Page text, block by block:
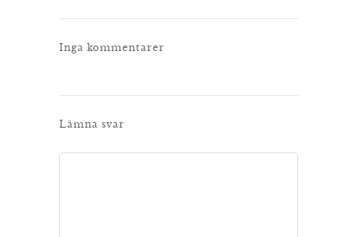
Inga kommentarer
Lämna svar